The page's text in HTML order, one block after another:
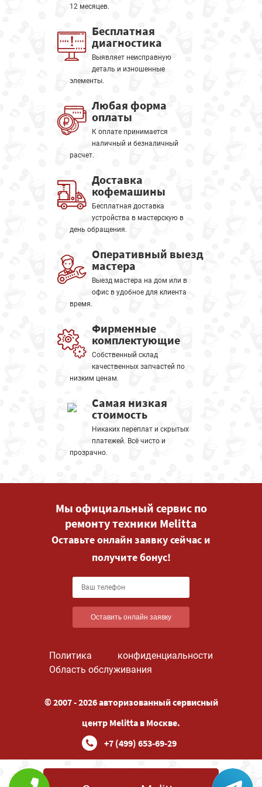
12 месяцев.
Бесплатная
диагностика
Выявляет неисправную
деталь и изношенные
элементы.
Любая форма
оплаты
К оплате принимается
наличный и безналичный
расчет.
Доставка
кофемашины
Бесплатная доставка
устройства в мастерскую в
день обращения.
Оперативный выезд
мастера
Выезд мастера на дом или в
офис в удобное для клиента
время.
Фирменные
комплектующие
Собственный склад
качественных запчастей по
низким ценам.
Самая низкая
стоимость
Никаких переплат и скрытых
платежей. Всё чисто и
прозрачно.
Мы официальный сервис по
ремонту техники Melitta
Оставьте онлайн заявку сейчас и
получите бонус!
Оставить онлайн заявку
Политика конфиденциальности
Область обслуживания
© 2007 - 2026 авторизованный сервисный
центр Melitta в Москве.
+7 (499) 653-69-29